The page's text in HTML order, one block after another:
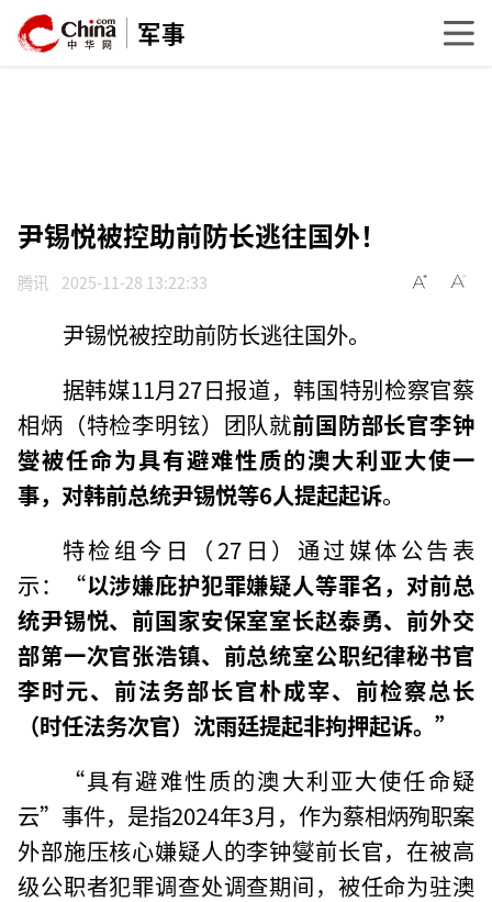
军事
尹锡悦被控助前防长逃往国外！
腾讯 2025-11-28 13:22:33
尹锡悦被控助前防长逃往国外。
据韩媒11月27日报道，韩国特别检察官蔡
相炳（特检李明铉）团队就前国防部长官李钟
燮被任命为具有避难性质的澳大利亚大使一
事，对韩前总统尹锡悦等6人提起起诉。
特检组今日（27日）通过媒体公告表
示：“以涉嫌庇护犯罪嫌疑人等罪名，对前总
统尹锡悦、前国家安保室室长赵泰勇、前外交
部第一次官张浩镇、前总统室公职纪律秘书官
李时元、前法务部长官朴成宰、前检察总长
（时任法务次官）沈雨廷提起非拘押起诉。”
“具有避难性质的澳大利亚大使任命疑
云”事件，是指2024年3月，作为蔡相炳殉职案
外部施压核心嫌疑人的李钟燮前长官，在被高
级公职者犯罪调查处调查期间，被任命为驻澳